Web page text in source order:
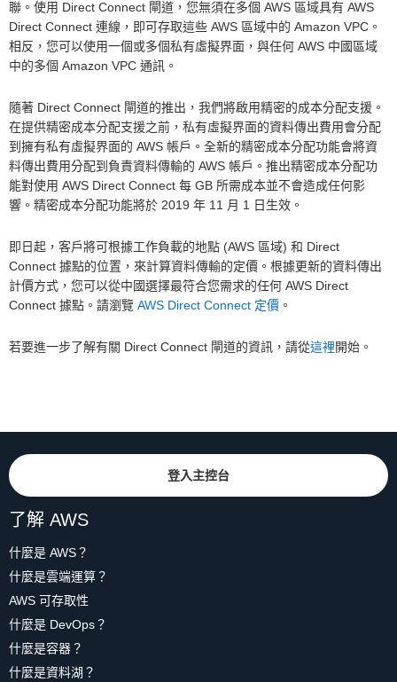
聯。使用 Direct Connect 閘道，您無須在多個 AWS 區域具有 AWS
Direct Connect 連線，即可存取這些 AWS 區域中的 Amazon VPC。
相反，您可以使用一個或多個私有虛擬界面，與任何 AWS 中國區域
中的多個 Amazon VPC 通訊。
隨著 Direct Connect 閘道的推出，我們將啟用精密的成本分配支援。
在提供精密成本分配支援之前，私有虛擬界面的資料傳出費用會分配
到擁有私有虛擬界面的 AWS 帳戶。全新的精密成本分配功能會將資
料傳出費用分配到負責資料傳輸的 AWS 帳戶。推出精密成本分配功
能對使用 AWS Direct Connect 每 GB 所需成本並不會造成任何影
響。精密成本分配功能將於 2019 年 11 月 1 日生效。
即日起，客戶將可根據工作負載的地點 (AWS 區域) 和 Direct
Connect 據點的位置，來計算資料傳輸的定價。根據更新的資料傳出
計價方式，您可以從中國選擇最符合您需求的任何 AWS Direct
Connect 據點。請瀏覽 AWS Direct Connect 定價 。
若要進一步了解有關 Direct Connect 閘道的資訊，請從這裡開始。
登入主控台
了解 AWS
什麼是 AWS？
什麼是雲端運算？
AWS 可存取性
什麼是 DevOps？
什麼是容器？
什麼是資料湖？